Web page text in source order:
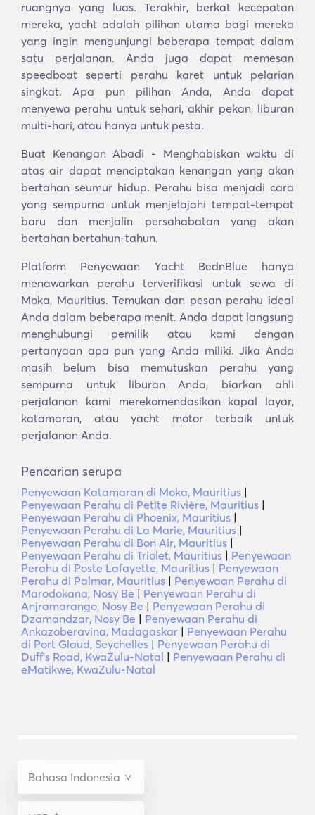
ruangnya yang luas. Terakhir, berkat kecepatan
mereka, yacht adalah pilihan utama bagi mereka
yang ingin mengunjungi beberapa tempat dalam
satu perjalanan. Anda juga dapat memesan
speedboat seperti perahu karet untuk pelarian
singkat. Apa pun pilihan Anda, Anda dapat
menyewa perahu untuk sehari, akhir pekan, liburan
multi-hari, atau hanya untuk pesta.
Buat Kenangan Abadi - Menghabiskan waktu di
atas air dapat menciptakan kenangan yang akan
bertahan seumur hidup. Perahu bisa menjadi cara
yang sempurna untuk menjelajahi tempat-tempat
baru dan menjalin persahabatan yang akan
bertahan bertahun-tahun.
Platform Penyewaan Yacht BednBlue hanya
menawarkan perahu terverifikasi untuk sewa di
Moka, Mauritius. Temukan dan pesan perahu ideal
Anda dalam beberapa menit. Anda dapat langsung
menghubungi pemilik atau kami dengan
pertanyaan apa pun yang Anda miliki. Jika Anda
masih belum bisa memutuskan perahu yang
sempurna untuk liburan Anda, biarkan ahli
perjalanan kami merekomendasikan kapal layar,
katamaran, atau yacht motor terbaik untuk
perjalanan Anda.
Pencarian serupa
Penyewaan Katamaran di Moka, Mauritius |
Penyewaan Perahu di Petite Rivière, Mauritius |
Penyewaan Perahu di Phoenix, Mauritius |
Penyewaan Perahu di La Marie, Mauritius |
Penyewaan Perahu di Bon Air, Mauritius |
Penyewaan Perahu di Triolet, Mauritius | Penyewaan
Perahu di Poste Lafayette, Mauritius | Penyewaan
Perahu di Palmar, Mauritius | Penyewaan Perahu di
Marodokana, Nosy Be | Penyewaan Perahu di
Anjramarango, Nosy Be | Penyewaan Perahu di
Dzamandzar, Nosy Be | Penyewaan Perahu di
Ankazoberavina, Madagaskar | Penyewaan Perahu
di Port Glaud, Seychelles | Penyewaan Perahu di
Duffʼs Road, KwaZulu-Natal | Penyewaan Perahu di
eMatikwe, KwaZulu-Natal